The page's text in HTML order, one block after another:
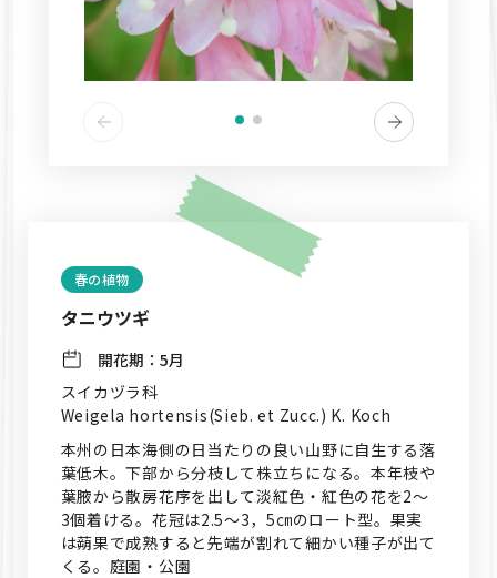
春の植物
タニウツギ
開花期： 5月
スイカヅラ科
Weigela hortensis(Sieb. et Zucc.) K. Koch
本州の日本海側の日当たりの良い山野に自生する落
葉低木。下部から分枝して株立ちになる。本年枝や
葉腋から散房花序を出して淡紅色・紅色の花を2～
3個着ける。花冠は2.5～3，5㎝のロート型。果実
は蒴果で成熟すると先端が割れて細かい種子が出て
くる。庭園・公園